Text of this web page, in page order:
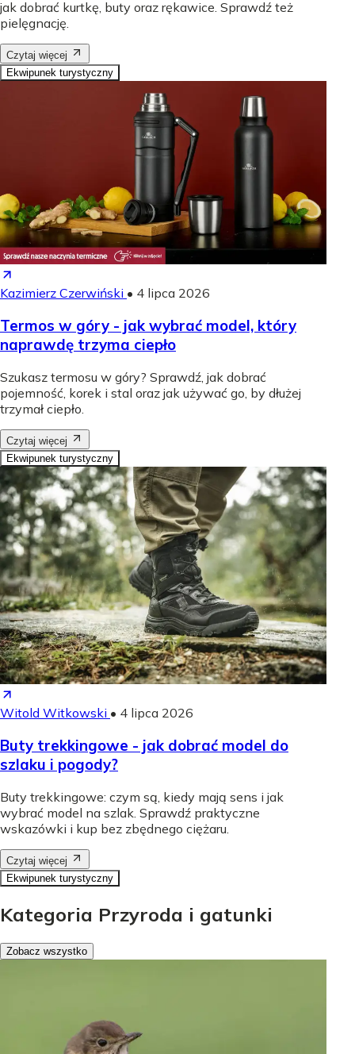
jak dobrać kurtkę, buty oraz rękawice. Sprawdź też
pielęgnację.
Czytaj więcej
Ekwipunek turystyczny
Kazimierz Czerwiński • 4 lipca 2026
Termos w góry - jak wybrać model, który
naprawdę trzyma ciepło
Szukasz termosu w góry? Sprawdź, jak dobrać
pojemność, korek i stal oraz jak używać go, by dłużej
trzymał ciepło.
Czytaj więcej
Ekwipunek turystyczny
Witold Witkowski • 4 lipca 2026
Buty trekkingowe - jak dobrać model do
szlaku i pogody?
Buty trekkingowe: czym są, kiedy mają sens i jak
wybrać model na szlak. Sprawdź praktyczne
wskazówki i kup bez zbędnego ciężaru.
Czytaj więcej
Ekwipunek turystyczny
Kategoria Przyroda i gatunki
Zobacz wszystko